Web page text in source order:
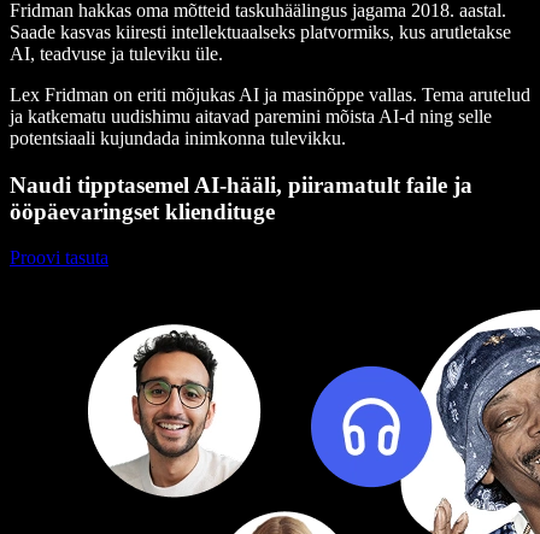
Fridman hakkas oma mõtteid taskuhäälingus jagama 2018. aastal.
Saade kasvas kiiresti intellektuaalseks platvormiks, kus arutletakse
AI, teadvuse ja tuleviku üle.
Lex Fridman on eriti mõjukas AI ja masinõppe vallas. Tema arutelud
ja katkematu uudishimu aitavad paremini mõista AI-d ning selle
potentsiaali kujundada inimkonna tulevikku.
Naudi tipptasemel AI-hääli, piiramatult faile ja
ööpäevaringset kliendituge
Proovi tasuta